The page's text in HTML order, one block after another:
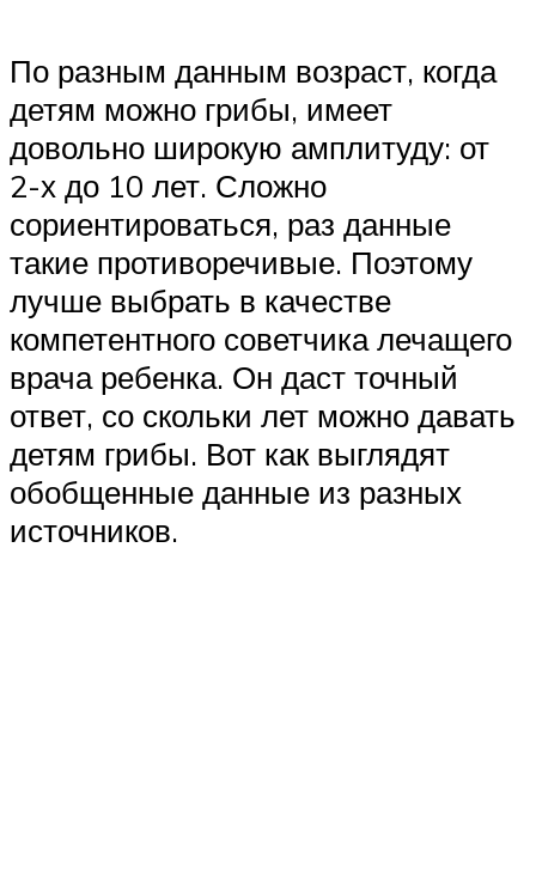
По разным данным возраст, когда
детям можно грибы, имеет
довольно широкую амплитуду: от
2-х до 10 лет. Сложно
сориентироваться, раз данные
такие противоречивые. Поэтому
лучше выбрать в качестве
компетентного советчика лечащего
врача ребенка. Он даст точный
ответ, со скольки лет можно давать
детям грибы. Вот как выглядят
обобщенные данные из разных
источников.